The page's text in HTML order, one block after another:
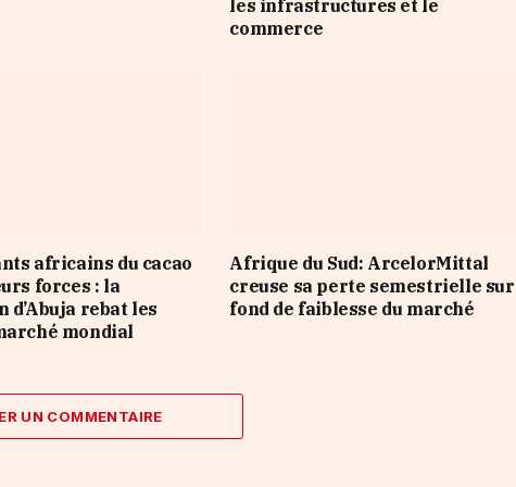
les infrastructures et le
commerce
africains du cacao
forces : la
d’Abuja rebat les
mondial
Afrique du Sud: ArcelorMittal
creuse sa perte semestrielle sur
fond de faiblesse du marché
UN COMMENTAIRE